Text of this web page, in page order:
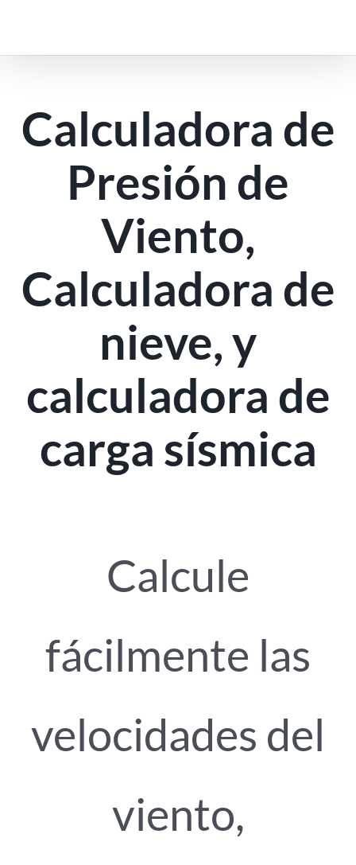
contenido
Calculadora de
Presión de
Viento,
Calculadora de
nieve, y
calculadora de
carga sísmica
Calcule
fácilmente las
velocidades del
viento,